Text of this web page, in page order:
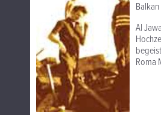
Al
Roma